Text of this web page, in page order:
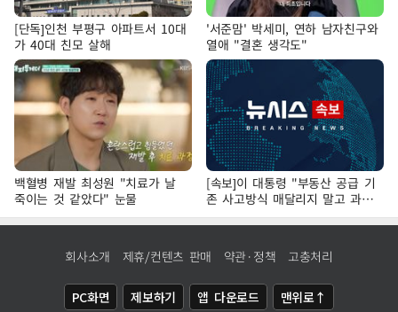
[단독]인천 부평구 아파트서 10대
가 40대 친모 살해
'서준맘' 박세미, 연하 남자친구와
열애 "결혼 생각도"
백혈병 재발 최성원 "치료가 날
죽이는 것 같았다" 눈물
[속보]이 대통령 "부동산 공급 기
존 사고방식 매달리지 말고 과감
히 실천"
회사소개 제휴/컨텐츠 판매 약관·정책 고충처리
PC화면 제보하기 앱 다운로드 맨위로↑